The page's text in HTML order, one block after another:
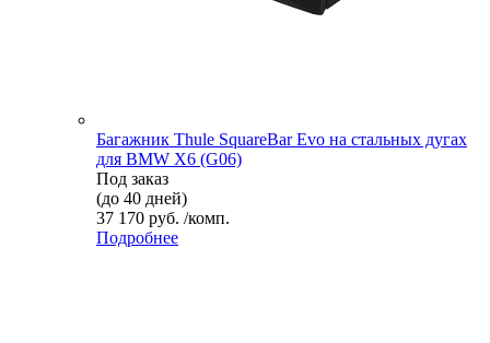
Багажник Thule SquareBar Evo на стальных дугах
для BMW X6 (G06)
Под заказ
(до 40 дней)
37 170 руб. /комп.
Подробнее